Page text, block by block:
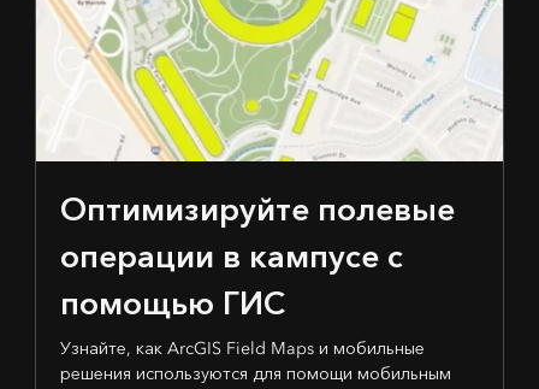
Оптимизируйте полевые
операции в кампусе с
помощью ГИС
Узнайте, как ArcGIS Field Maps и мобильные
решения используются для помощи мобильным